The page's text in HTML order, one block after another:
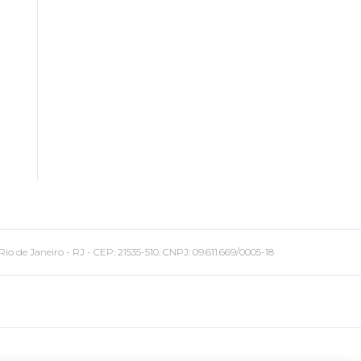
Janeiro - RJ - CEP: 21535-510. CNPJ: 09.611.669/0005-18